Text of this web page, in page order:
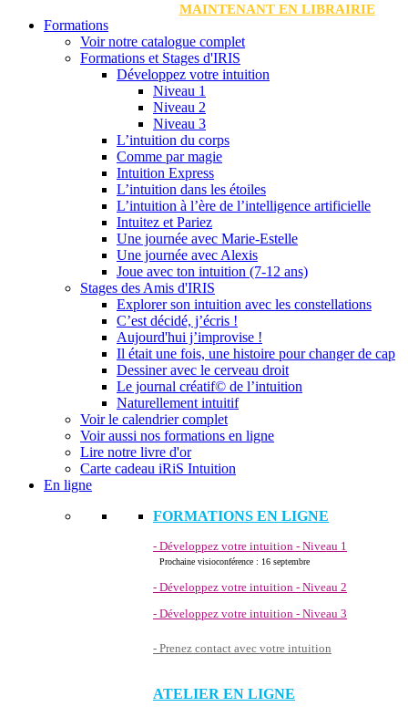
MAINTENANT EN LIBRAIRIE
Formations
Voir notre catalogue complet
Formations et Stages d'IRIS
Développez votre intuition
Niveau 1
Niveau 2
Niveau 3
L’intuition du corps
Comme par magie
Intuition Express
L’intuition dans les étoiles
L’intuition à l’ère de l’intelligence artificielle
Intuitez et Pariez
Une journée avec Marie-Estelle
Une journée avec Alexis
Joue avec ton intuition (7-12 ans)
Stages des Amis d'IRIS
Explorer son intuition avec les constellations
C’est décidé, j’écris !
Aujourd'hui j’improvise !
Il était une fois, une histoire pour changer de cap
Dessiner avec le cerveau droit
Le journal créatif© de l’intuition
Naturellement intuitif
Voir le calendrier complet
Voir aussi nos formations en ligne
Lire notre livre d'or
Carte cadeau iRiS Intuition
En ligne
FORMATIONS EN LIGNE
- Développez votre intuition - Niveau 1
Prochaine visioconférence : 16 septembre
- Développez votre intuition - Niveau 2
- Développez votre intuition - Niveau 3
- Prenez contact avec votre intuition
ATELIER EN LIGNE